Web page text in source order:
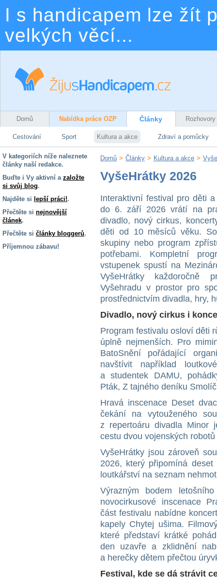
I s handicapem lze žít
velkých věcí...
Domů Nabídka práce OZP Články Rozhovory
Cestování Sport Kultura a akce Zdraví a pomůcky
V kategoriích níže naleznete
články naší redakce.
Buďte i Vy aktivní a založte
si svůj blog.
Najděte si lepší práci!.
Přečtěte si nejnovější
článek.
Přečtěte si články bloggerů.
Příjemnou zábavu!
Domů > Články > Kultura a akce >
VyšeHrátky 2026
Interaktivní festival pro děti
do 6. září 2026 vrátí na
divadlo, nový cirkus,
děti od 10 měsíců věku.
skupiny nebo program
potřebami. Kompletní
vstupenek spustí na
VyšeHrátky každoročně
Vyšehradu v prostor pro
prostřednictvím divadla, hry,
Divadlo, nový cirkus i
Program festivalu osloví děti
úplně nejmenších. Pro
BatoSnění pořádající
navštívit například
a studentek DAMU,
Pták, Z tajného deníku
Hravá inscenace Deset
čekání na vytouženého
z repertoáru divadla Minor
cestu dvou vojenských
VyšeHrátky jsou zároveň
2026, který připomíná
loutkářství na seznam
Výrazným bodem
novocirkusové inscenace
část festivalu nabídne
kapely Chytej ušima.
které představí krátké
den uzavře a zklidnění
a herečky dětem přečtou
Festival, kde se dá strávit